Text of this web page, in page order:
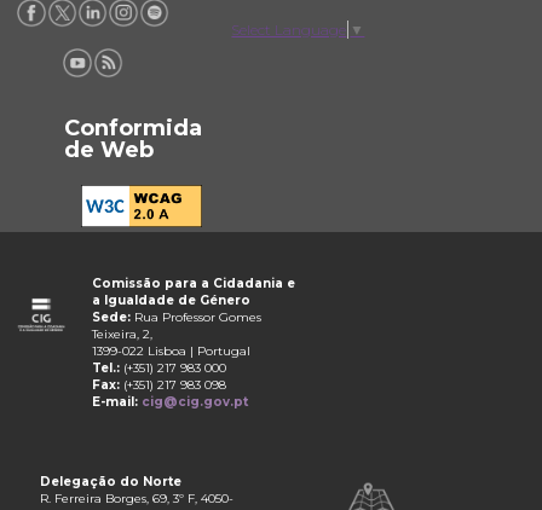
Select Language ▼
Conformida
de Web
Comissão para a Cidadania e
a Igualdade de Género
Sede: Rua Professor Gomes
Teixeira, 2,
1399-022 Lisboa | Portugal
Tel.: (+351) 217 983 000
Fax: (+351) 217 983 098
E-mail: cig@cig.gov.pt
Delegação do Norte
R. Ferreira Borges, 69, 3º F, 4050-